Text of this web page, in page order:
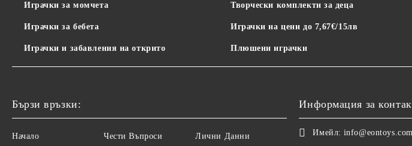
Играчки за момчета
Играчки за бебета
Играчки и забавления на открито
Творчески комплекти за деца
Играчки на цени до 7,67€/15лв
Плюшени играчки
Бързи връзки:
Начало Чести Въпроси Лични Данни
Информация за
Имейл: info@eontoys.com